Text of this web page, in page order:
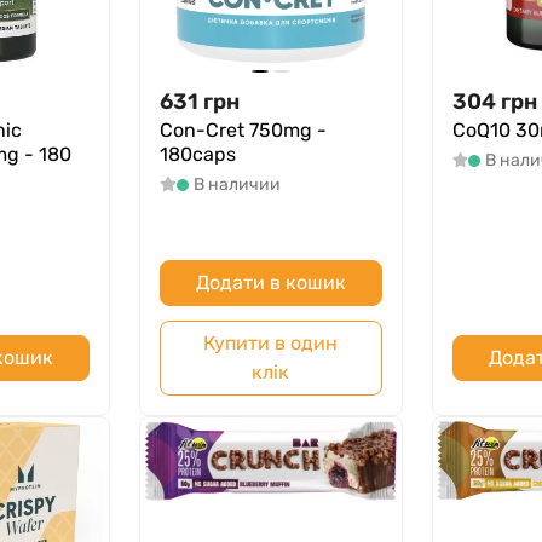
- 180
631 грн
Con-Cret 750mg -
180caps
В наличии
Додати в кошик
Купити в один
клік
304 грн
CoQ10
В